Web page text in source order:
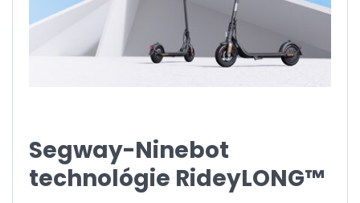
Segway-Ninebot
technológie RideyLONG™